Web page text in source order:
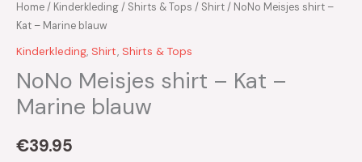
Home/ Kinderkleding/ Shirts & Tops / Shirt/ NoNo Meisjes shirt –
Kat – Marine blauw
Kinderkleding, Shirt, Shirts & Tops
NoNo Meisjes shirt – Kat –
Marine blauw
€39.95